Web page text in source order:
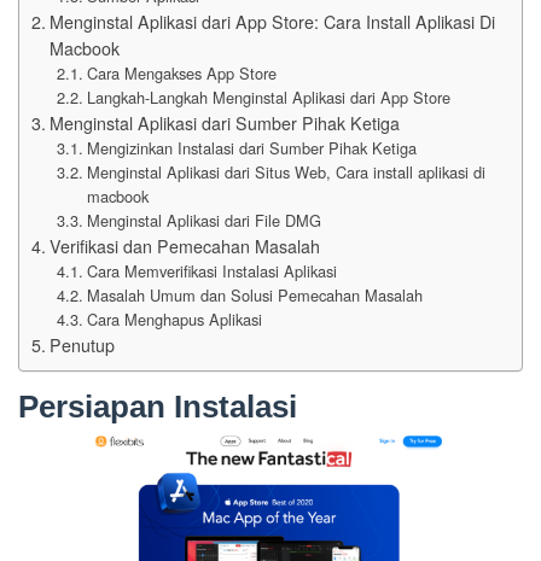
Menginstal Aplikasi dari App Store: Cara Install Aplikasi Di
Macbook
Cara Mengakses App Store
Langkah-Langkah Menginstal Aplikasi dari App Store
Menginstal Aplikasi dari Sumber Pihak Ketiga
Mengizinkan Instalasi dari Sumber Pihak Ketiga
Menginstal Aplikasi dari Situs Web, Cara install aplikasi di
macbook
Menginstal Aplikasi dari File DMG
Verifikasi dan Pemecahan Masalah
Cara Memverifikasi Instalasi Aplikasi
Masalah Umum dan Solusi Pemecahan Masalah
Cara Menghapus Aplikasi
Penutup
Persiapan Instalasi